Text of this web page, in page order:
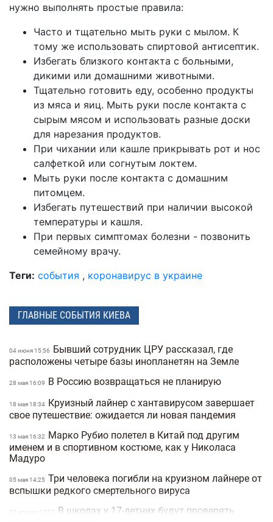
нужно выполнять простые правила:
Часто и тщательно мыть руки с мылом. К
тому же использовать спиртовой антисептик.
Избегать близкого контакта с больными,
дикими или домашними животными.
Тщательно готовить еду, особенно продукты
из мяса и яиц. Мыть руки после контакта с
сырым мясом и использовать разные доски
для нарезания продуктов.
При чихании или кашле прикрывать рот и нос
салфеткой или согнутым локтем.
Мыть руки после контакта с домашним
питомцем.
Избегать путешествий при наличии высокой
температуры и кашля.
При первых симптомах болезни - позвонить
семейному врачу.
Теги: события , коронавирус в украине
ГЛАВНЫЕ СОБЫТИЯ КИЕВА
04 июня 15:56
Бывший сотрудник ЦРУ рассказал, где
расположены четыре базы инопланетян на Земле
28 мая 16:09 В Россию возвращаться не планирую
18 мая 18:34 Круизный лайнер с хантавирусом завершает
свое путешествие: ожидается ли новая пандемия
13 мая 16:32
Марко Рубио полетел в Китай под другим
именем и в спортивном костюме, как у Николаса
Мадуро
05 мая 14:25 Три человека погибли на круизном лайнере от
вспышки редкого смертельного вируса
23 апреля 17:07
В школах у 17-летних будут проверять